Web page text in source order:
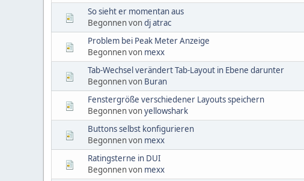
So sieht er momentan aus
Begonnen vondj atrac
Problem bei Peak Meter Anzeige
Begonnen von mexx
Tab-Wechsel verändert Tab-Layout in Ebene darunter
Begonnen von Buran
Fenstergröße verschiedener Layouts speichern
Begonnen vonyellowshark
Buttons selbst konfigurieren
Begonnen von mexx
Ratingsterne in DUI
Begonnen von mexx